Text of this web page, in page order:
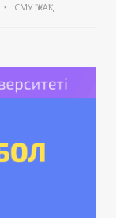
СМУ "ҚеАҚ"